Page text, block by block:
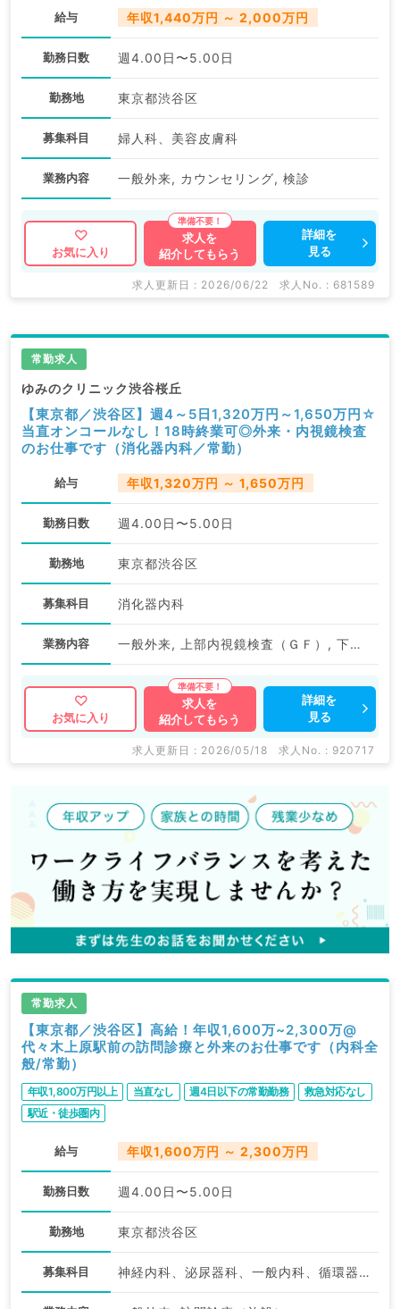
給与 年収1,440万円 ～ 2,000万円
勤務日数 週4.00日〜5.00日
勤務地 東京都渋谷区
募集科目 婦人科、美容皮膚科
業務内容 一般外来, カウンセリング, 検診
お気に入り
求人を
紹介してもらう
詳細を
見る
求人更新日 : 2026/06/22 求人No. : 681589
常勤求人
ゆみのクリニック渋谷桜丘
【東京都／渋谷区】週4～5日1,320万円～1,650万円☆
当直オンコールなし！18時終業可◎外来・内視鏡検査
のお仕事です（消化器内科／常勤）
給与 年収1,320万円 ～ 1,650万円
勤務日数 週4.00日〜5.00日
勤務地 東京都渋谷区
募集科目 消化器内科
業務内容 一般外来, 上部内視鏡検査（ＧＦ）, 下部内視鏡検査（ＣＦ）
お気に入り
求人を
紹介してもらう
詳細を
見る
求人更新日 : 2026/05/18 求人No. : 920717
常勤求人
【東京都／渋谷区】高給！年収1,600万~2,300万@
代々木上原駅前の訪問診療と外来のお仕事です（内科全
般/常勤）
年収1,800万円以上 当直なし 週4日以下の常勤勤務
救急対応なし
駅近・徒歩圏内
給与 年収1,600万円 ～ 2,300万円
勤務日数 週4.00日〜5.00日
勤務地 東京都渋谷区
募集科目 神経内科、泌尿器科、一般内科、循環器内科、呼吸器内科、消化器内科